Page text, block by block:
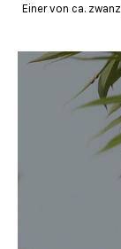
Einer von ca.